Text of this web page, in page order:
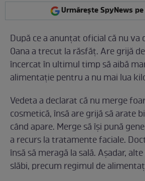
Urmărește SpyNews
După ce a anunţat oficial că nu va
Oana a trecut la răsfăţ. Are grijă
încercat în ultimul timp să aibă
alimentaţie pentru a nu mai lua
Vedeta a declarat că nu merge
cosmetică, însă are grijă să arate
când apare. Merge să îşi pună
a recurs la tratamente faciale.
însă să meragă la sală. Aşadar,
slăbi, precum regimul de